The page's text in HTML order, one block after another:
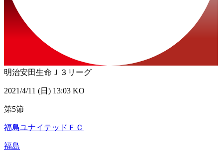
明治安田生命Ｊ３リーグ
2021/4/11 (日) 13:03 KO
第5節
福島ユナイテッドＦＣ
福島